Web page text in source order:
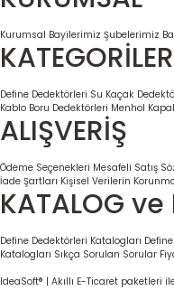
Kurumsal Bayilerimiz Şubelerimiz
KATEGORİLER
Define Dedektörleri Su Kaçak
Kablo Boru Dedektörleri Menhol
ALIŞVERİŞ
Ödeme Seçenekleri Mesafeli Satış
İade Şartları Kişisel Verilerin
KATALOG ve
Define Dedektörleri Katalogları
Katalogları Sıkça Sorulan Sorular
IdeaSoft® | Akıllı E-Ticaret paketleri